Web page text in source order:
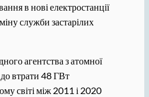
в нові електростанції
служби застарілих
агентства з атомної
до втрати 48 ГВт
світі між 2011 і 2020